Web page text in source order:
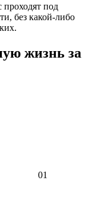
проходят под
без какой-либо
жизнь за
01